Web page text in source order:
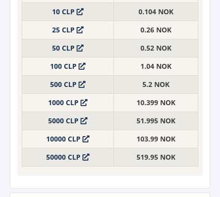
10 CLP
0.104 NOK
25 CLP
0.26 NOK
50 CLP
0.52 NOK
100 CLP
1.04 NOK
500 CLP
5.2 NOK
1000 CLP
10.399 NOK
5000 CLP
51.995 NOK
10000 CLP
103.99 NOK
50000 CLP
519.95 NOK